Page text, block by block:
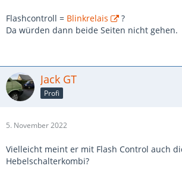
Flashcontroll = Blinkrelais
?
Da würden dann beide Seiten nicht gehen.
Jack GT
Profi
5. November 2022
Vielleicht meint er mit Flash Control auch
Hebelschalterkombi?